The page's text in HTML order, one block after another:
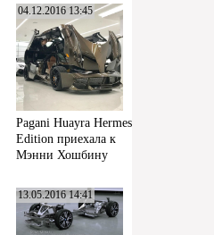
04.12.2016 13:45
Pagani Huayra Hermes
Edition приехала к
Мэнни Хошбину
13.05.2016 14:41